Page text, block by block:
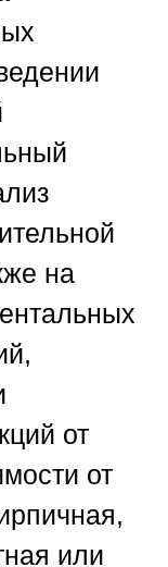
на
от
от
или